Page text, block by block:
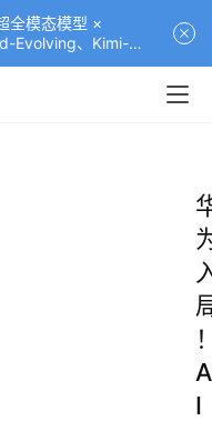
全模态模型 ×
Evolving、Kimi-
A
I